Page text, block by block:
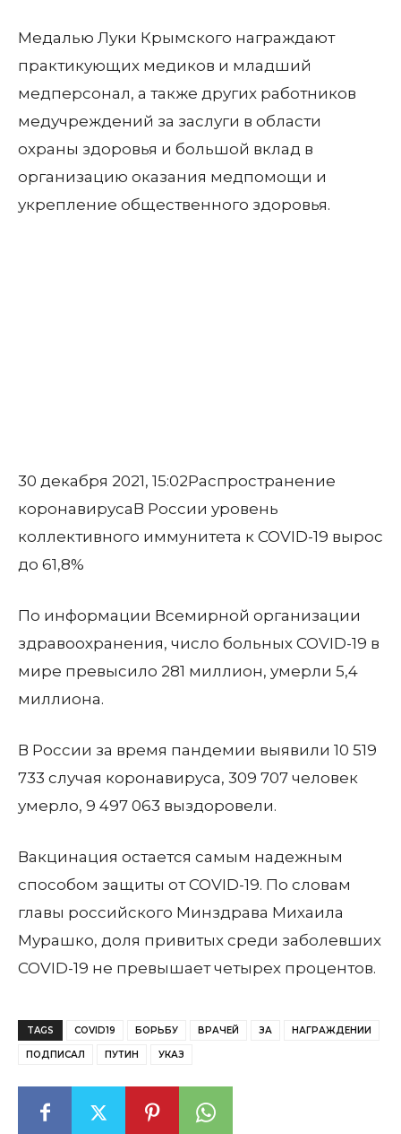
Медалью Луки Крымского награждают
практикующих медиков и младший
медперсонал, а также других работников
медучреждений за заслуги в области
охраны здоровья и большой вклад в
организацию оказания медпомощи и
укрепление общественного здоровья.
30 декабря 2021, 15:02Распространение
коронавирусаВ России уровень
коллективного иммунитета к COVID-19 вырос
до 61,8%
По информации Всемирной организации
здравоохранения, число больных COVID-19 в
мире превысило 281 миллион, умерли 5,4
миллиона.
В России за время пандемии выявили 10 519
733 случая коронавируса, 309 707 человек
умерло, 9 497 063 выздоровели.
Вакцинация остается самым надежным
способом защиты от COVID-19. По словам
главы российского Минздрава Михаила
Мурашко, доля привитых среди заболевших
COVID-19 не превышает четырех процентов.
TAGS COVID19 БОРЬБУ ВРАЧЕЙ ЗА НАГРАЖДЕНИИ
ПОДПИСАЛ ПУТИН УКАЗ